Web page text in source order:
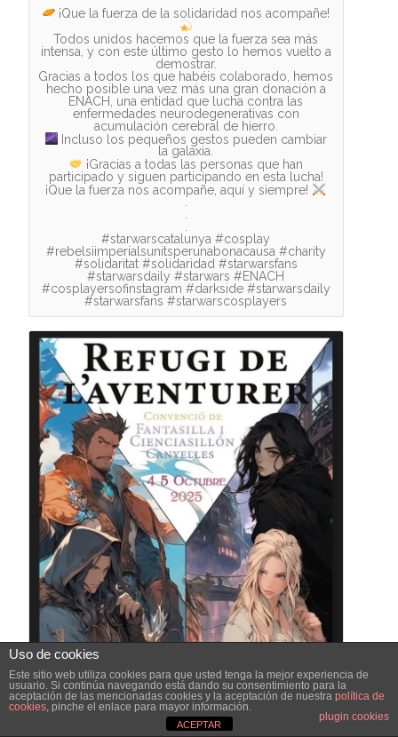
¡Que la fuerza de la solidaridad nos acompañe!
Todos unidos hacemos que la fuerza sea más
intensa, y con este último gesto lo hemos vuelto a
demostrar.
Gracias a todos los que habéis colaborado, hemos
hecho posible una vez más una gran donación a
ENACH, una entidad que lucha contra las
enfermedades neurodegenerativas con
Incluso los pequeños gestos pueden cambiar
¡Gracias a todas las personas que han
participado y siguen participando en esta lucha!
¡Que la fuerza nos acompañe, aquí y siempre!
.
.
.
#starwarscatalunya #cosplay
#rebelsiimperialsunitsperunabonacausa #charity
#solidaritat #solidaridad #starwarsfans
#starwarsdaily #starwars #ENACH
#cosplayersofinstagram #darkside #starwarsdaily
#starwarsfans #starwarscosplayers
Uso de cookies
Este sitio web utiliza cookies para que usted tenga la mejor experiencia de
usuario. Si continúa navegando está dando su consentimiento para la
aceptación de las mencionadas cookies y la aceptación de nuestra política de
cookies, pinche el enlace para mayor información.
plugin cookies
ACEPTAR